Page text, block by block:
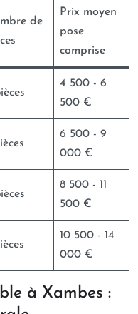
de
Prix moyen
pose
comprise
4 500 - 6
500 €
6 500 - 9
000 €
8 500 - 11
500 €
10 500 - 14
000 €
à Xambes :